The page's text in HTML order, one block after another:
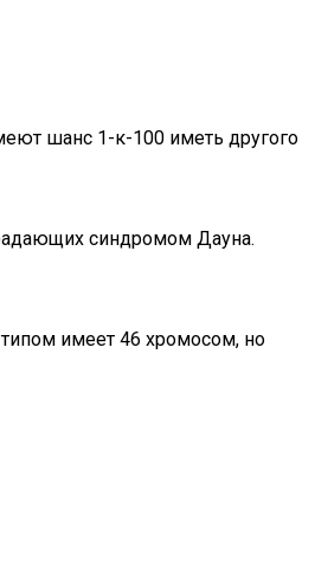
шанс 1-к-100 иметь другого
синдромом Дауна.
имеет 46 хромосом, но